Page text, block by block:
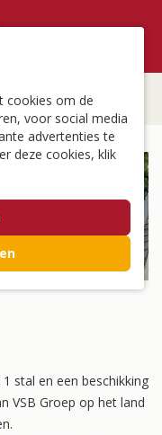
stal en een beschikking
VSB Groep op het land
cookies om de
voor social media
advertenties te
deze cookies, klik